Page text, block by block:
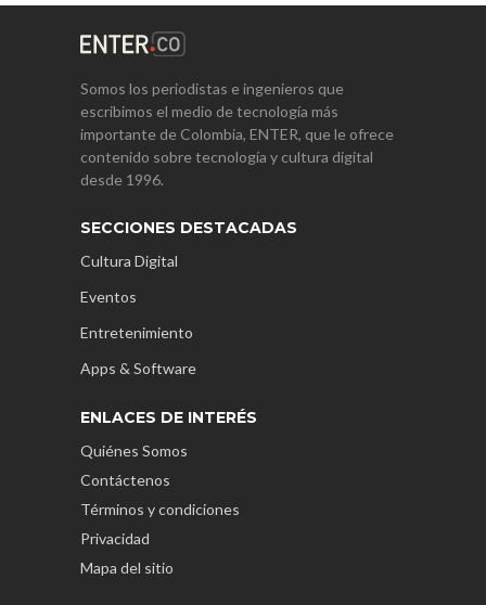
Somos los periodistas e ingenieros que
escribimos el medio de tecnología más
importante de Colombia, ENTER, que le ofrece
contenido sobre tecnología y cultura digital
desde 1996.
SECCIONES DESTACADAS
Cultura Digital
Eventos
Entretenimiento
Apps & Software
ENLACES DE INTERÉS
Quiénes Somos
Contáctenos
Términos y condiciones
Privacidad
Mapa del sitio